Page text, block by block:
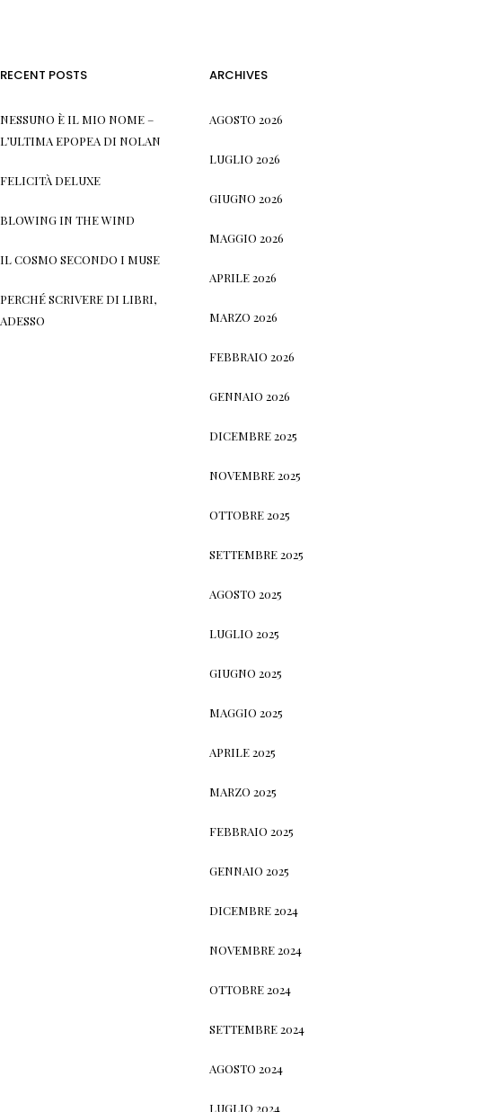
RECENT POSTS
NESSUNO È IL MIO NOME –
L’ULTIMA EPOPEA DI NOLAN
FELICITÀ DELUXE
BLOWING IN THE WIND
IL COSMO SECONDO I MUSE
PERCHÉ SCRIVERE DI LIBRI,
ADESSO
ARCHIVES
AGOSTO 2026
LUGLIO 2026
GIUGNO 2026
MAGGIO 2026
APRILE 2026
MARZO 2026
FEBBRAIO 2026
GENNAIO 2026
DICEMBRE 2025
NOVEMBRE 2025
OTTOBRE 2025
SETTEMBRE 2025
AGOSTO 2025
LUGLIO 2025
GIUGNO 2025
MAGGIO 2025
APRILE 2025
MARZO 2025
FEBBRAIO 2025
GENNAIO 2025
DICEMBRE 2024
NOVEMBRE 2024
OTTOBRE 2024
SETTEMBRE 2024
AGOSTO 2024
LUGLIO 2024